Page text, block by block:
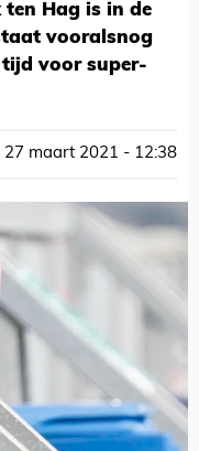
Hag is in de
vooralsnog
tijd voor super-
27 maart 2021 - 12:38